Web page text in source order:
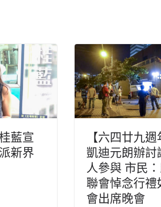
藍宣
新界
【六四廿九
凱迪元朗辦討
人參與 市民
聯會悼念行禮
會出席晚會